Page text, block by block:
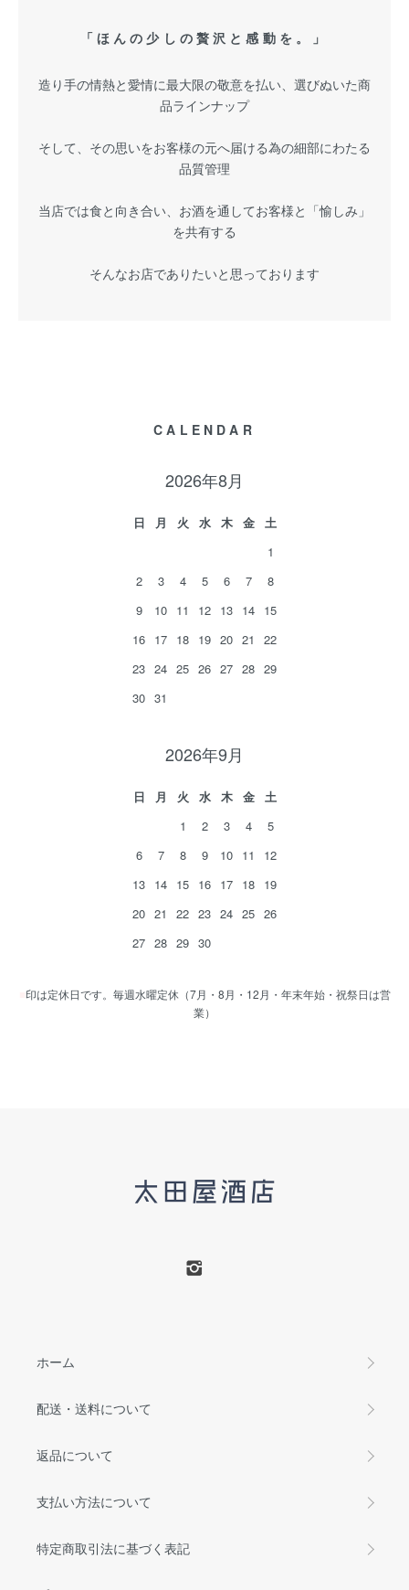
「ほんの少しの贅沢と感動を。」
造り手の情熱と愛情に最大限の敬意を払い、選びぬいた商
品ラインナップ
そして、その思いをお客様の元へ届ける為の細部にわたる
品質管理
当店では食と向き合い、お酒を通してお客様と「愉しみ」
を共有する
そんなお店でありたいと思っております
CALENDAR
2026年8月
日 月 火 水 木 金
土
1
2
3 4 5 6 7
8
9
10 11 12 13 14 15
16 17 18 19 20 21
22
23 24 25 26 27 28 29
30 31
2026年9月
日 月 火 水 木 金
土
1
2 3 4
5
6
7 8 9 10 11
12
13 14 15 16 17 18 19
20 21 22 23 24 25 26
27 28 29 30
印は定休日です。毎週水曜定休（7月・8月・12月・年末年始・祝祭日は営
業）
ホーム
配送・送料について
返品について
支払い方法について
特定商取引法に基づく表記